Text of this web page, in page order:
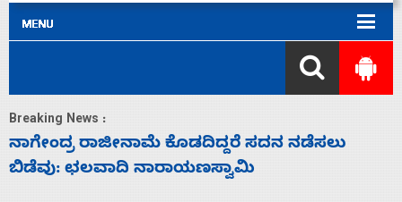
Breaking News :
ಸಚಿವ ಸಂಪುಟ ವಿಸ್ತರಣೆ ಮಾಡಿದ್ದು ಹಣಬಲ ಮತ್ತು
ಹೈಕಮಾಂಡ್ ರಾಜಕಾರಣಕ್ಕೆ: ವಿಜಯೇಂದ್ರ